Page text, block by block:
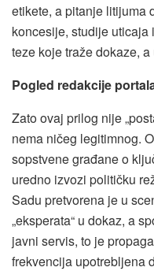
etikete, a pitanje litijuma
koncesije, studije uticaja
teze koje traže dokaze,
Pogled redakcije
Zato ovaj prilog nije
nema ničeg legitimnog.
sopstvene građane o
uredno izvozi političku
Sadu pretvorena je u
„eksperata“ u dokaz, a
javni servis, to je
frekvencija upotrebljena